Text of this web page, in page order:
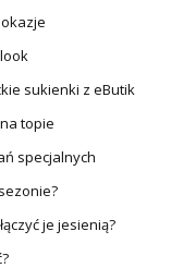
sukienki z eButik
topie
specjalnych
je jesienią?